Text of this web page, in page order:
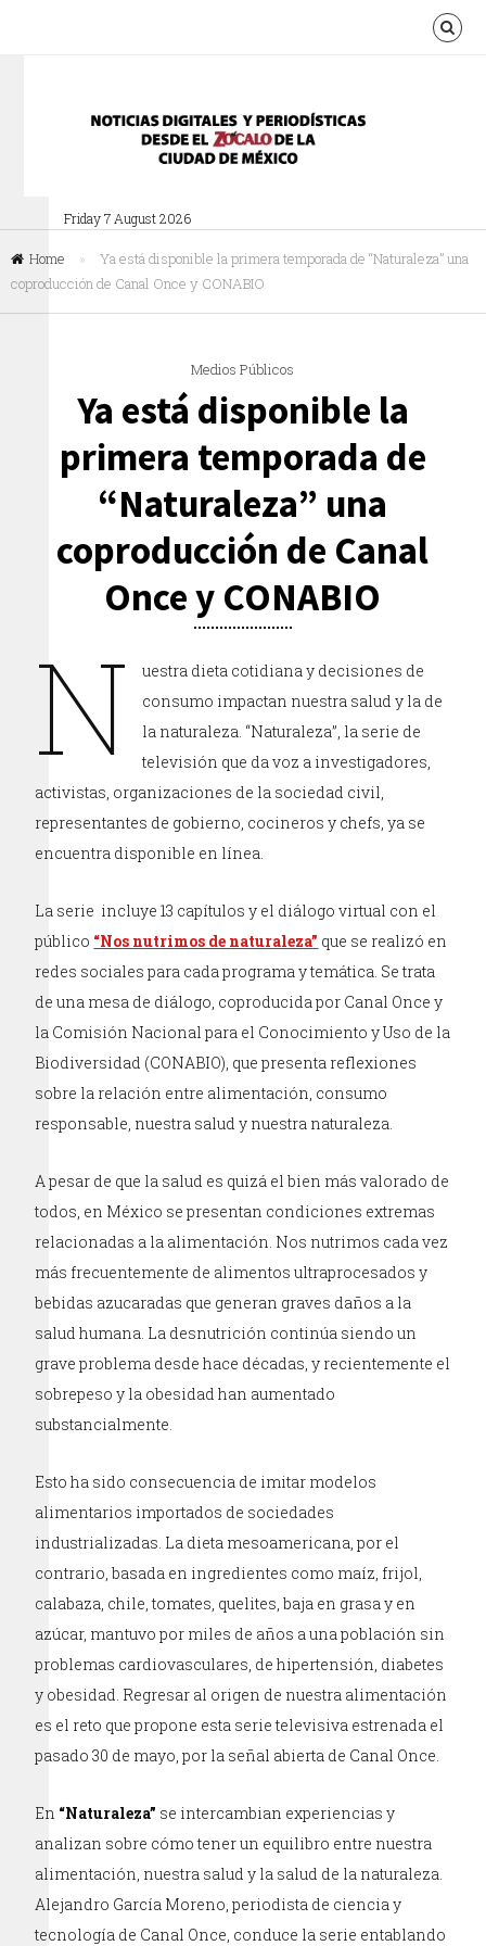
Friday 7 August 2026
Home »
Ya está disponible la primera temporada de “Naturaleza” una
coproducción de Canal Once y CONABIO
Medios Públicos
Ya está disponible la
primera temporada de
“Naturaleza” una
coproducción de Canal
Once y CONABIO
N
uestra dieta cotidiana y decisiones de
consumo impactan nuestra salud y la de
la naturaleza. “Naturaleza”, la serie de
televisión que da voz a investigadores,
activistas, organizaciones de la sociedad civil,
representantes de gobierno, cocineros y chefs, ya se
encuentra disponible en línea.
La serie incluye 13 capítulos y el diálogo virtual con el
público “Nos nutrimos de naturaleza” que se realizó en
redes sociales para cada programa y temática. Se trata
de una mesa de diálogo, coproducida por Canal Once y
la Comisión Nacional para el Conocimiento y Uso de la
Biodiversidad (CONABIO), que presenta reflexiones
sobre la relación entre alimentación, consumo
responsable, nuestra salud y nuestra naturaleza.
A pesar de que la salud es quizá el bien más valorado de
todos, en México se presentan condiciones extremas
relacionadas a la alimentación. Nos nutrimos cada vez
más frecuentemente de alimentos ultraprocesados y
bebidas azucaradas que generan graves daños a la
salud humana. La desnutrición continúa siendo un
grave problema desde hace décadas, y recientemente el
sobrepeso y la obesidad han aumentado
substancialmente.
Esto ha sido consecuencia de imitar modelos
alimentarios importados de sociedades
industrializadas. La dieta mesoamericana, por el
contrario, basada en ingredientes como maíz, frijol,
calabaza, chile, tomates, quelites, baja en grasa y en
azúcar, mantuvo por miles de años a una población sin
problemas cardiovasculares, de hipertensión, diabetes
y obesidad. Regresar al origen de nuestra alimentación
es el reto que propone esta serie televisiva estrenada el
pasado 30 de mayo, por la señal abierta de Canal Once.
En “Naturaleza” se intercambian experiencias y
analizan sobre cómo tener un equilibro entre nuestra
alimentación, nuestra salud y la salud de la naturaleza.
Alejandro García Moreno, periodista de ciencia y
tecnología de Canal Once, conduce la serie entablando